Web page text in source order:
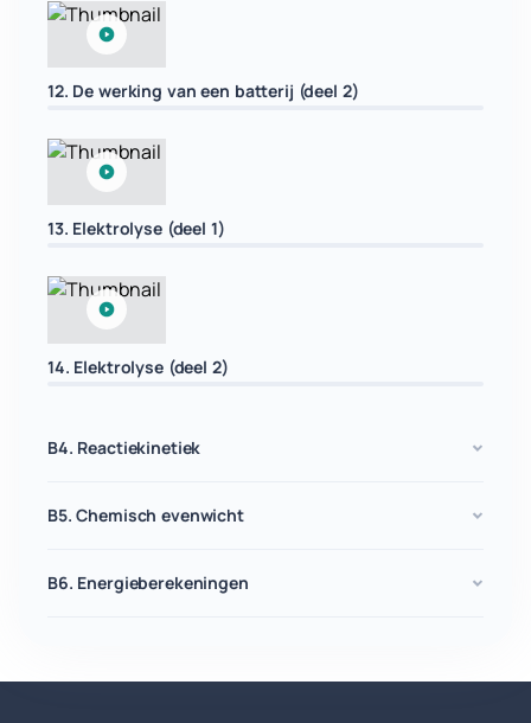
12. De werking van een batterij (deel 2)
13. Elektrolyse (deel 1)
14. Elektrolyse (deel 2)
B4. Reactiekinetiek
B5. Chemisch evenwicht
B6. Energieberekeningen